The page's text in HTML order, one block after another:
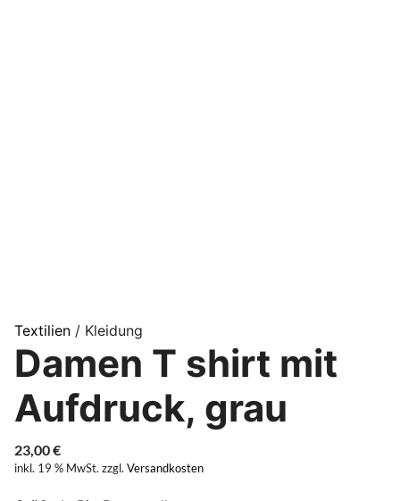
Textilien / Kleidung
Damen T shirt mit
Aufdruck, grau
23,00€
inkl. 19 % MwSt. zzgl. Versandkosten